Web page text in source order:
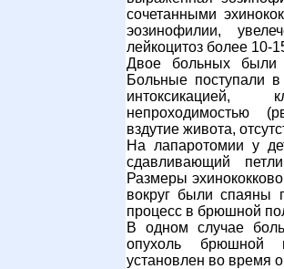
сочетанными
эозинофилии,
лейкоцитоз более 10-
Двое больных были
Больные поступали
интоксикацией,
непроходимостью
вздутие живота,
На лапаротомии у
сдавливающий
Размеры
вокруг были спаяны
процесс в брюшной
В одном случае
опухоль брюшной
установлен во время